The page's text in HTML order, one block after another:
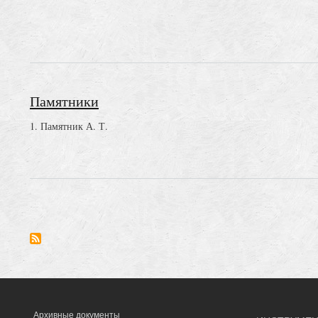
Памятники
1. Памятник А. Т.
страниц
Архивные документы